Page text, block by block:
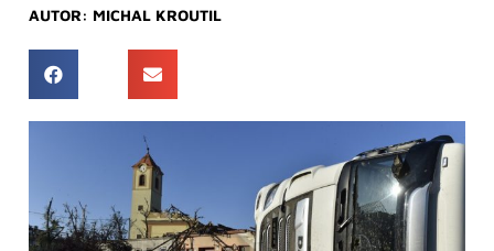
AUTOR: MICHAL KROUTIL